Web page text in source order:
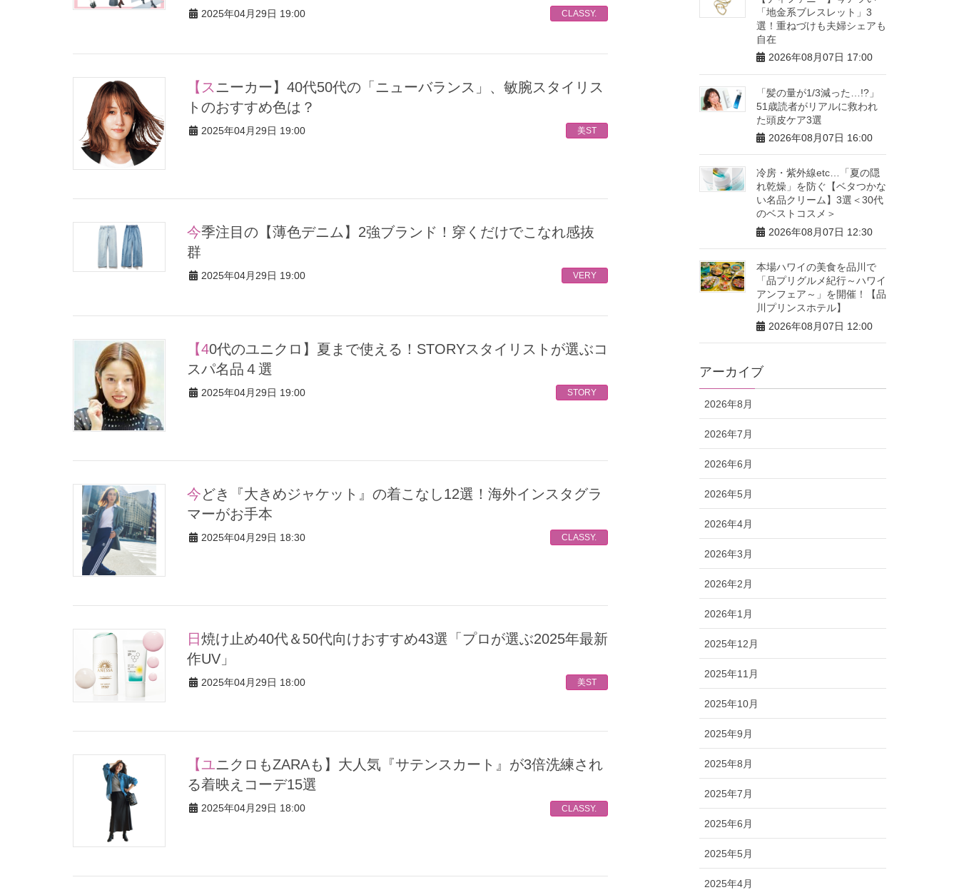
2025年04月29日 19:00 CLASSY.
【スニーカー】40代50代の「ニューバランス」、敏腕スタイリス
トのおすすめ色は？
2025年04月29日 19:00 美ST
今季注目の【薄色デニム】2強ブランド！穿くだけでこなれ感抜
群
2025年04月29日 19:00 VERY
【40代のユニクロ】夏まで使える！STORYスタイリストが選ぶコ
スパ名品４選
2025年04月29日 19:00 STORY
今どき『大きめジャケット』の着こなし12選！海外インスタグラ
マーがお手本
2025年04月29日 18:30 CLASSY.
日焼け止め40代＆50代向けおすすめ43選「プロが選ぶ2025年最新
作UV」
2025年04月29日 18:00 美ST
【ユニクロもZARAも】大人気『サテンスカート』が3倍洗練され
る着映えコーデ15選
2025年04月29日 18:00 CLASSY.
「地金系ブレスレット」3
選！重ねづけも夫婦シェアも
自在
2026年08月07日 17:00
「髪の量が1/3減った…!?」
51歳読者がリアルに救われ
た頭皮ケア3選
2026年08月07日 16:00
冷房・紫外線etc…「夏の隠
れ乾燥」を防ぐ【ベタつかな
い名品クリーム】3選＜30代
のベストコスメ＞
2026年08月07日 12:30
本場ハワイの美食を品川で
「品プリグルメ紀行～ハワイ
アンフェア～」を開催！【品
川プリンスホテル】
2026年08月07日 12:00
アーカイブ
2026年8月
2026年7月
2026年6月
2026年5月
2026年4月
2026年3月
2026年2月
2026年1月
2025年12月
2025年11月
2025年10月
2025年9月
2025年8月
2025年7月
2025年6月
2025年5月
2025年4月